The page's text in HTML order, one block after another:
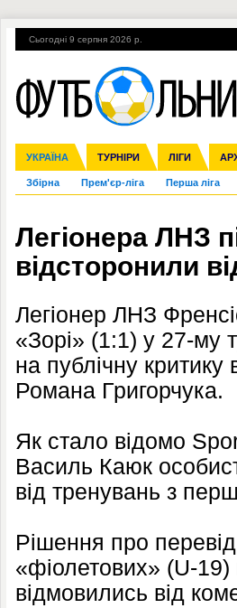
Сьогодні 9 серпня 2026 р.
УКРАЇНА ТУРНІРИ ЛІГИ
Збірна Прем'єр-ліга Перша ліга
Ліга чемпіонів Ліга Європи
Англія Іспанія Італія Німеччина
ЧС-2014 ЄВРО-2016 Росія
Гарячі теми УПЛ, 2-й тур
Легіонера ЛНЗ
відсторонили
Легіонер ЛНЗ
«Зорі» (1:1) у 27-му
на публічну критику
Романа Григорчука.
Як стало відомо
Василь Каюк
від тренувань з
Рішення про
«фіолетових» (U-19)
відмовились від